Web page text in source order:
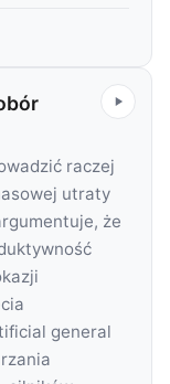
raczej
utraty
że
general